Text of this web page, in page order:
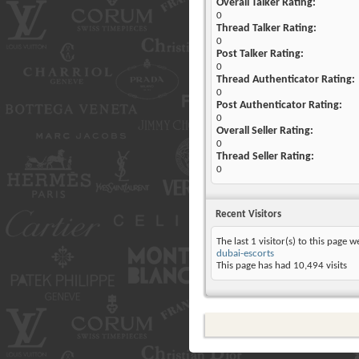
Overall Talker Rating:
0
Thread Talker Rating:
0
Post Talker Rating:
0
Thread Authenticator Rating:
0
Post Authenticator Rating:
0
Overall Seller Rating:
0
Thread Seller Rating:
0
Recent Visitors
The last 1 visitor(s) to this page
dubai-escorts
This page has had 10,494visits